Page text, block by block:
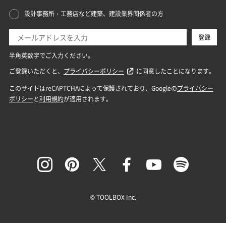
© TOOLBOX Inc.